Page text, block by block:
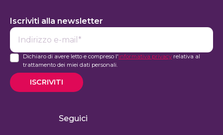
Iscriviti alla newsletter
E-
mail*
Dichiaro di avere letto e compreso l'informativa privacy relativa al
trattamento dei miei dati personali.
ISCRIVITI
Seguici